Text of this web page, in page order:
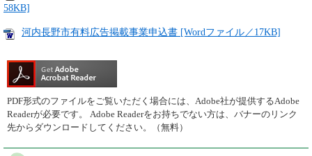
58KB]
河内長野市有料広告掲載事業申込書 [Wordファイル／17KB]
PDF形式のファイルをご覧いただく場合には、Adobe社が提供するAdobe
Readerが必要です。
Adobe Readerをお持ちでない方は、バナーのリンク
先からダウンロードしてください。（無料）